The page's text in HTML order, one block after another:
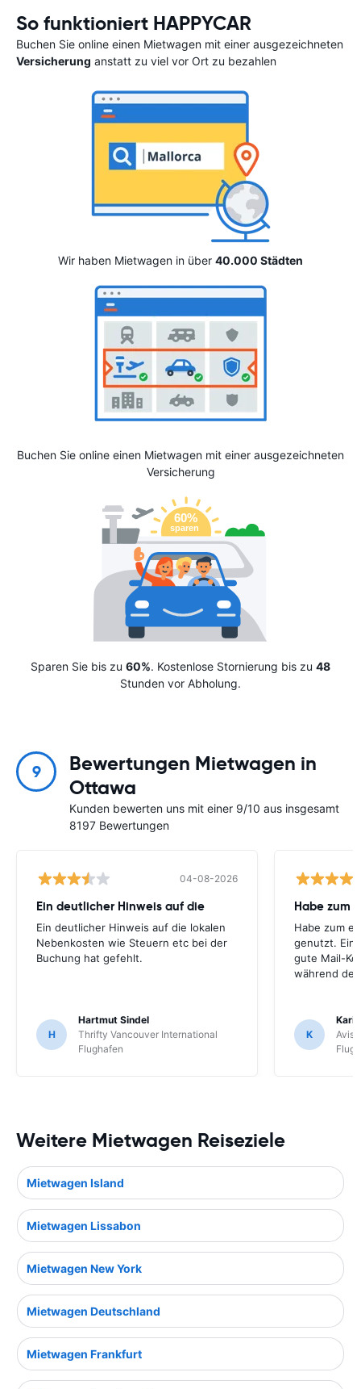
So funktioniert HAPPYCAR
Buchen Sie online einen Mietwagen mit einer ausgezeichneten
Versicherung anstatt zu viel vor Ort zu bezahlen
Wir haben Mietwagen in über 40.000 Städten
Buchen Sie online einen Mietwagen mit einer ausgezeichneten
Versicherung
Sparen Sie bis zu 60%. Kostenlose Stornierung bis zu 48
Stunden vor Abholung.
9
Bewertungen Mietwagen in
Ottawa
Kunden bewerten uns mit einer 9/10 aus insgesamt
8197 Bewertungen
04-08-2026
Ein deutlicher Hinweis auf die
Ein deutlicher Hinweis auf die lokalen
Nebenkosten wie Steuern etc bei der
Buchung hat gefehlt.
H
Hartmut Sindel
Thrifty Vancouver International
Flughafen
Habe zum
Habe zum
genutzt.
gute Mail-
während
K
Avis
Weitere Mietwagen Reiseziele
Mietwagen Island
Mietwagen Lissabon
Mietwagen New York
Mietwagen Deutschland
Mietwagen Frankfurt